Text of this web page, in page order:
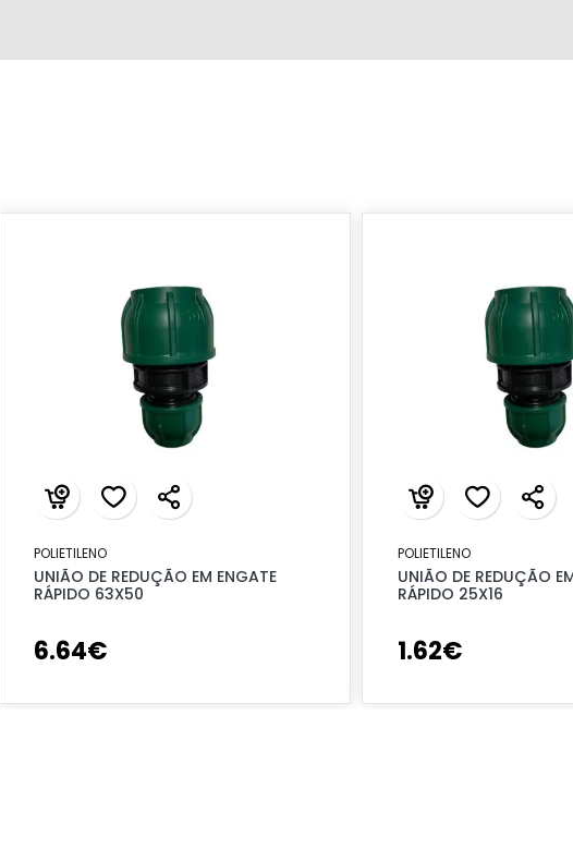
POLIETILENO
UNIÃO DE REDUÇÃO EM ENGATE
RÁPIDO 63X50
6.64€
POLIETILENO
UNIÃO DE REDUÇÃO
RÁPIDO 25X16
1.62€